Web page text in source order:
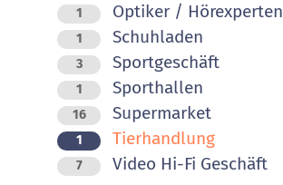
1 Optiker / Hörexperten
1 Schuhladen
3 Sportgeschäft
1 Sporthallen
16 Supermarket
1 Tierhandlung
7 Video Hi-Fi Geschäft